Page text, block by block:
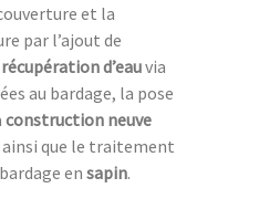
et la
par l’ajout de
récupération d’eauvia
au bardage, la pose
construction neuve
ainsi que le traitement
en sapin.